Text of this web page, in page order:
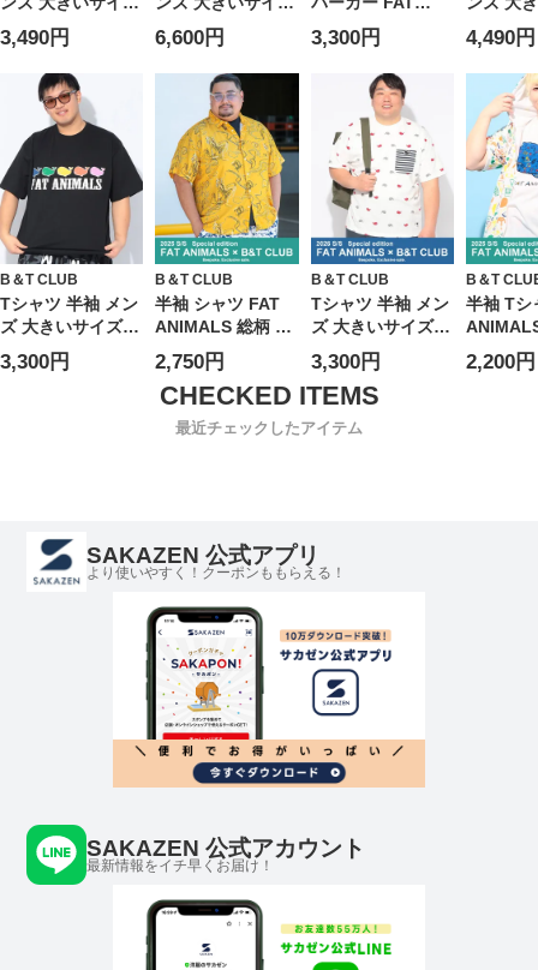
FAT ANIMALS 接
触冷感 クジラ Tパ
ーカー トップス
フード プリント
プルオーバー 春
3,490円
FAT ANIMALS ク
ジラプリント フル
ジップ トップス
総柄 フード ジッ
プパーカー
6,600円
ANIMALS クジラ
総柄 ボーダー ト
ップス フード プ
リント 春 夏 大き
いサイズ メンズ
3,300円
FAT
ジラ総
プ トッ
ド プリ
4,490円
B＆T CLUB
Tシャツ 半袖 メン
ズ 大きいサイズ
FAT ANIMALS 接
触冷感 クジラプリ
3,300円
B＆T CLUB
半袖 シャツ FAT
ANIMALS 総柄 レ
ギュラー トップス
プリント 春 夏 大
きいサイズ メンズ
2,750円
B＆T CLUB
Tシャツ 半袖 メン
ズ 大きいサイズ
FAT ANIMALS 接
触冷感 クジラ ポ
ケット クルーネッ
ク トップス カッ
トソー ポケT プリ
3,300円
B＆T
半袖 Tシ
感 総柄
ク クル
2,200円
最近チェックしたアイテム
SAKAZEN 公式アプリ
より使いやすく！クーポンももらえる！
SAKAZEN 公式アカウント
最新情報をイチ早くお届け！